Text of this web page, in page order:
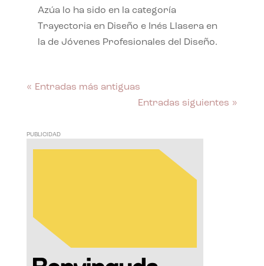
Azúa lo ha sido en la categoría
Trayectoria en Diseño e Inés Llasera en
la de Jóvenes Profesionales del Diseño.
« Entradas más antiguas
Entradas siguientes »
PUBLICIDAD